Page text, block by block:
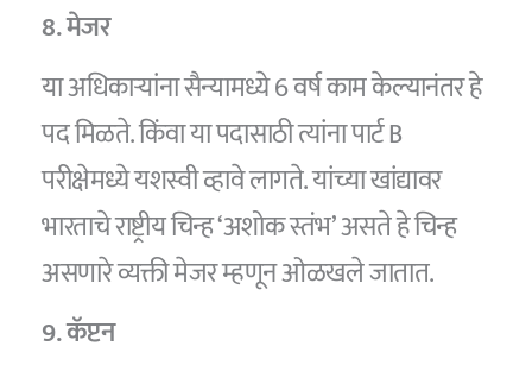
8. मेजर
या अधिकाऱ्यांना सैन्यामध्ये 6 वर्ष काम केल्यानंतर हे
पद मिळते. किंवा या पदासाठी त्यांना पार्ट B
परीक्षेमध्ये यशस्वी व्हावे लागते. यांच्या खांद्यावर
भारताचे राष्ट्रीय चिन्ह ‘अशोक स्तंभ’ असते हे चिन्ह
असणारे व्यक्ती मेजर म्हणून ओळखले जातात.
9. कॅप्टन